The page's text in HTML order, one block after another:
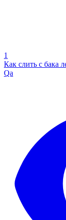
1
Как слить с бака
Qa